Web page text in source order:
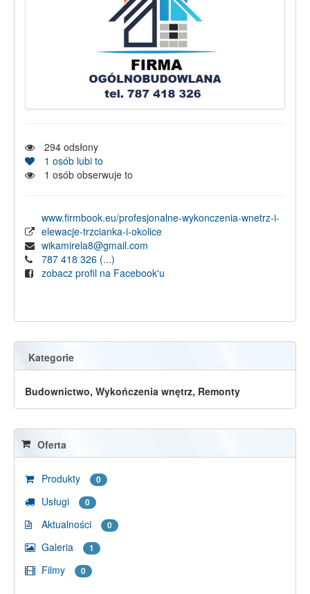
294 odsłony
1 osób lubi to
1 osób obserwuje to
www.firmbook.eu/profesjonalne-wykonczenia-wnetrz-i-
elewacje-trzcianka-i-okolice
wikamirela8@gmail.com
787 418 326 (...)
zobacz profil na Facebook'u
Kategorie
Budownictwo, Wykończenia wnętrz, Remonty
Oferta
Produkty 0
Usługi 0
Aktualności 0
Galeria 1
Filmy 0